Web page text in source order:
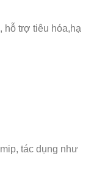
hỗ trợ tiêu hóa,hạ
tác dụng như